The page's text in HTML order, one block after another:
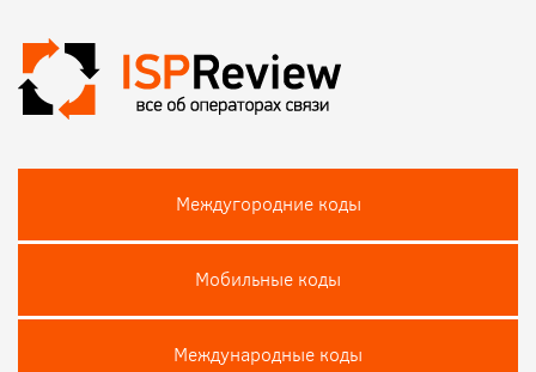
Междугородние коды
Мобильные коды
Международные коды